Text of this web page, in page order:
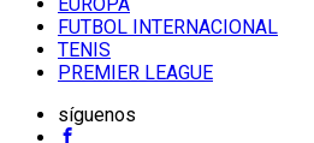
FUTBOL INTERNACIONAL
TENIS
PREMIER LEAGUE
síguenos